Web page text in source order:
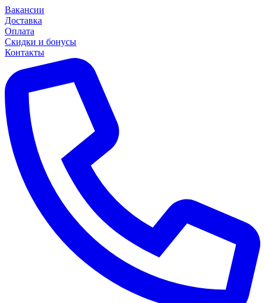
Вакансии
Доставка
Оплата
Скидки и бонусы
Контакты